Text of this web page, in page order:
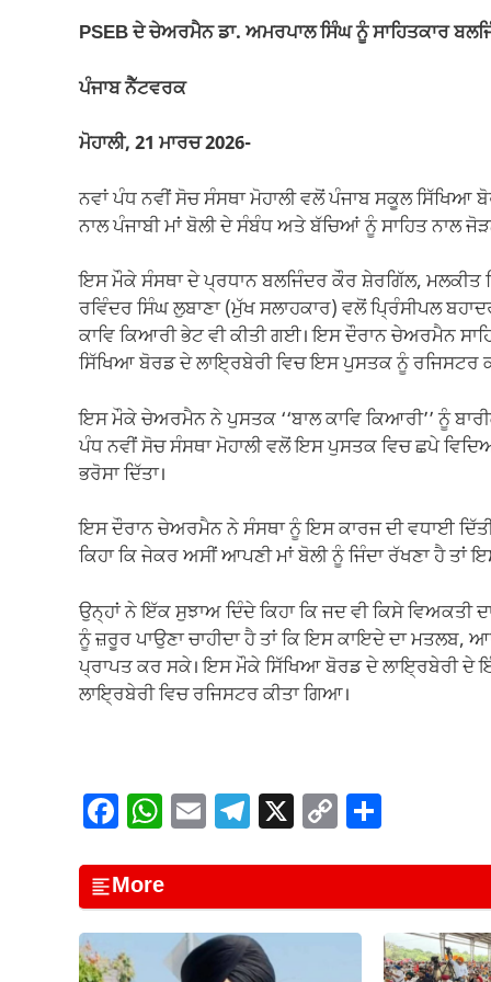
e
b
o
o
s
p
p
gr y e
PSEB ਦੇ ਚੇਅਰਮੈਨ ਡਾ. ਅਮਰਪਾਲ ਸਿੰਘ ਨੂੰ ਸਾਹਿਤਕਾਰ
ਪੰਜਾਬ ਨੈੱਟਵਰਕ
ਮੋਹਾਲੀ, 21 ਮਾਰਚ 2026-
ਨਵਾਂ ਪੰਧ ਨਵੀਂ ਸੋਚ ਸੰਸਥਾ ਮੋਹਾਲੀ ਵਲੋਂ ਪੰਜਾਬ ਸਕੂਲ
ਨਾਲ ਪੰਜਾਬੀ ਮਾਂ ਬੋਲੀ ਦੇ ਸੰਬੰਧ ਅਤੇ ਬੱਚਿਆਂ ਨੂੰ ਸਾਹਿਤ ਨਾਲ
ਇਸ ਮੌਕੇ ਸੰਸਥਾ ਦੇ ਪ੍ਰਧਾਨ ਬਲਜਿੰਦਰ ਕੌਰ ਸ਼ੇਰਗਿੱਲ, ਮਲਕੀਤ
ਰਵਿੰਦਰ ਸਿੰਘ ਲੁਬਾਣਾ (ਮੁੱਖ ਸਲਾਹਕਾਰ) ਵਲੋਂ ਪ੍ਰਿੰਸੀਪਲ
ਕਾਵਿ ਕਿਆਰੀ ਭੇਟ ਵੀ ਕੀਤੀ ਗਈ। ਇਸ ਦੌਰਾਨ ਚੇਅਰਮੈਨ
ਸਿੱਖਿਆ ਬੋਰਡ ਦੇ ਲਾਇ੍ਰਬੇਰੀ ਵਿਚ ਇਸ ਪੁਸਤਕ ਨੂੰ
ਇਸ ਮੌਕੇ ਚੇਅਰਮੈਨ ਨੇ ਪੁਸਤਕ ‘‘ਬਾਲ ਕਾਵਿ ਕਿਆਰੀ’’ ਨੂੰ
ਪੰਧ ਨਵੀਂ ਸੋਚ ਸੰਸਥਾ ਮੋਹਾਲੀ ਵਲੋਂ ਇਸ ਪੁਸਤਕ ਵਿਚ ਛਪੇ
ਭਰੋਸਾ ਦਿੱਤਾ।
ਇਸ ਦੌਰਾਨ ਚੇਅਰਮੈਨ ਨੇ ਸੰਸਥਾ ਨੂੰ ਇਸ ਕਾਰਜ ਦੀ ਵਧਾਈ
ਕਿਹਾ ਕਿ ਜੇਕਰ ਅਸੀਂ ਆਪਣੀ ਮਾਂ ਬੋਲੀ ਨੂੰ ਜਿੰਦਾ ਰੱਖਣਾ ਹੈ ਤਾਂ
ਉਨ੍ਹਾਂ ਨੇ ਇੱਕ ਸੁਝਾਅ ਦਿੰਦੇ ਕਿਹਾ ਕਿ ਜਦ ਵੀ ਕਿਸੇ ਵਿਅਕਤੀ
ਨੂੰ ਜ਼ਰੂਰ ਪਾਉਣਾ ਚਾਹੀਦਾ ਹੈ ਤਾਂ ਕਿ ਇਸ ਕਾਇਦੇ ਦਾ ਮਤਲਬ,
ਪ੍ਰਾਪਤ ਕਰ ਸਕੇ। ਇਸ ਮੌਕੇ ਸਿੱਖਿਆ ਬੋਰਡ ਦੇ ਲਾਇ੍ਰਬੇਰੀ ਦੇ
ਲਾਇ੍ਰਬੇਰੀ ਵਿਚ ਰਜਿਸਟਰ ਕੀਤਾ ਗਿਆ।
F
c
e
b
W
at
s
A
E T
gr
a
X C
y
Li
e
More